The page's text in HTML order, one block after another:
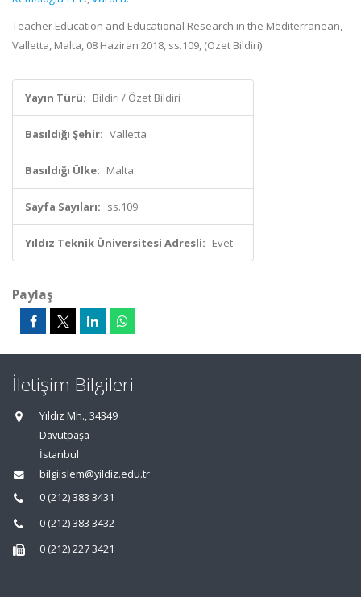
Teacher Education and Educational Research in the Mediterranean,
Valletta, Malta, 08 Haziran 2018, ss.109, (Özet Bildiri)
Yayın Türü: Bildiri / Özet Bildiri
Basıldığı Şehir: Valletta
Basıldığı Ülke: Malta
Sayfa Sayıları: ss.109
Yıldız Teknik Üniversitesi Adresli: Evet
Paylaş
İletişim Bilgileri
Yıldız Mh., 34349
Davutpaşa
İstanbul
bilgiislem@yildiz.edu.tr
0 (212) 383 3431
0 (212) 383 3432
0 (212) 227 3421